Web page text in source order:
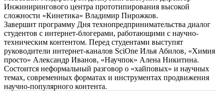
Инжинирингового центра прототипирования высокой
сложности «Кинетика» Владимир Пирожков.
Завершит программу Дня технопредпринимательства диалог
студентов с интернет-блогерами, работающими с научно-
техническим контентом. Перед студентами выступят
руководители интернет-каналов SciOne Илья Абилов, «Химия
просто» Александр Иванов, «Научпок» Алена Никитина.
Состоится неформальный разговор о «хайповых» и научных
темах, современных форматах и инструментах продвижения
научно-популярного контента.